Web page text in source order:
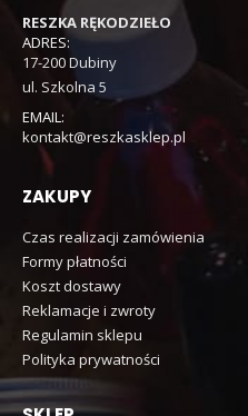
RESZKA RĘKODZIEŁO
ADRES:
17-200 Dubiny
ul. Szkolna 5
EMAIL:
kontakt@reszkasklep.pl
ZAKUPY
Czas realizacji zamówienia
Formy płatności
Koszt dostawy
Reklamacje i zwroty
Regulamin sklepu
Polityka prywatności